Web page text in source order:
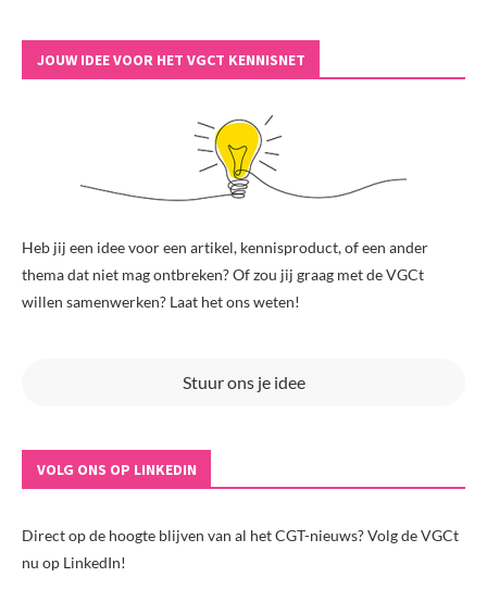
JOUW IDEE VOOR HET VGCT KENNISNET
Heb jij een idee voor een artikel, kennisproduct, of een ander
thema dat niet mag ontbreken? Of zou jij graag met de VGCt
willen samenwerken? Laat het ons weten!
Stuur ons je idee
VOLG ONS OP LINKEDIN
Direct op de hoogte blijven van al het CGT-nieuws? Volg de VGCt
nu op LinkedIn!